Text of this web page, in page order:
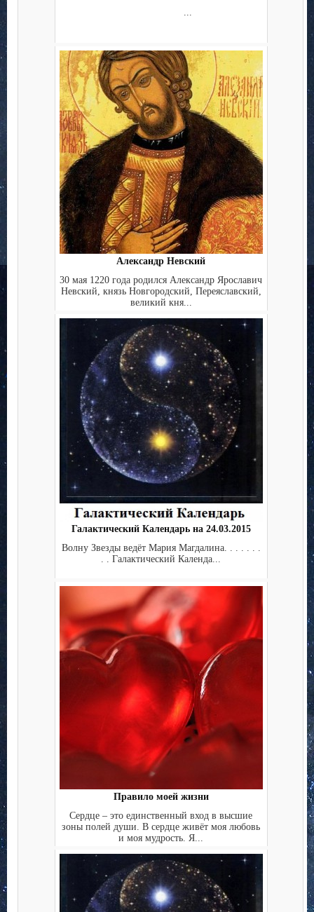
Александр Невский
30 мая 1220 года родился Александр Ярославич
Невский, князь Новгородский, Переяславский,
великий кня...
Галактический Календарь на 24.03.2015
Волну Звезды ведёт Мария Магдалина. . . . . . .
. . Галактический Календа...
Правило моей жизни
Сердце – это единственный вход в высшие
зоны полей души. В сердце живёт моя любовь
и моя мудрость. Я...